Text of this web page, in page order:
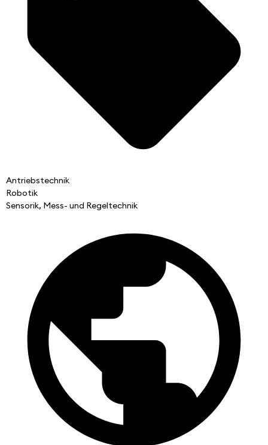
Antriebstechnik
Robotik
Sensorik, Mess- und Regeltechnik